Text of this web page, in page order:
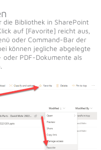
die Bibliothek in SharePoint
auf [Favorite] reicht aus,
oder Command-Bar der
können jegliche abgelegte
PDF-Dokumente als